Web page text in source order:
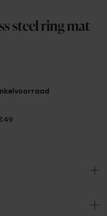
steel ring mat